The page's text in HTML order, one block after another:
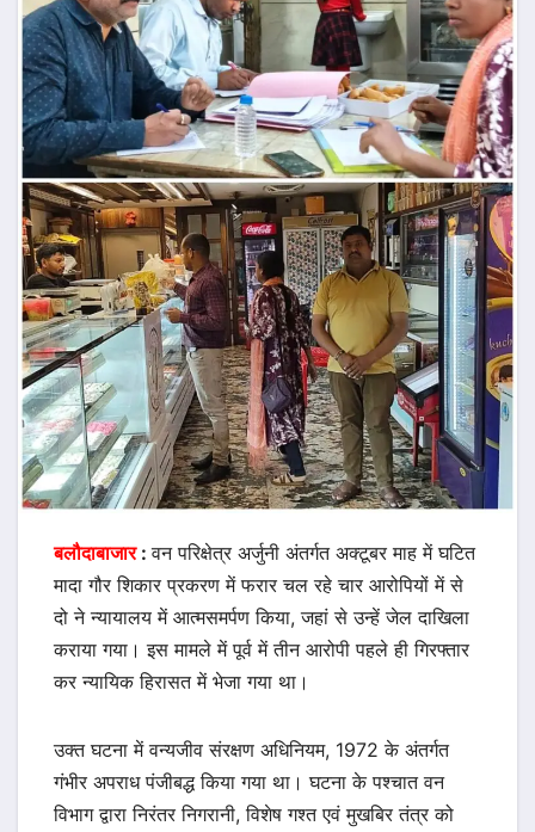
बलौदाबाजार:वन परिक्षेत्र अर्जुनी अंतर्गत अक्टूबर माह में घटित
मादा गौर शिकार प्रकरण में फरार चल रहे चार आरोपियों में से
दो ने न्यायालय में आत्मसमर्पण किया, जहां से उन्हें जेल दाखिला
कराया गया। इस मामले में पूर्व में तीन आरोपी पहले ही गिरफ्तार
कर न्यायिक हिरासत में भेजा गया था।
उक्त घटना में वन्यजीव संरक्षण अधिनियम, 1972 के अंतर्गत
गंभीर अपराध पंजीबद्ध किया गया था। घटना के पश्चात वन
विभाग द्वारा निरंतर निगरानी, विशेष गश्त एवं मुखबिर तंत्र को